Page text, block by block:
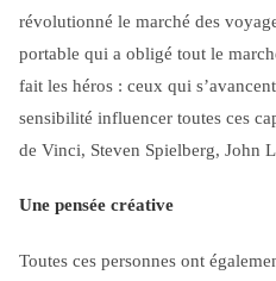
révolutionné le marché des
portable qui a obligé tout le
fait les héros : ceux qui
sensibilité influencer toutes ces
de Vinci, Steven Spielberg, John
Une pensée créative
Toutes ces personnes ont